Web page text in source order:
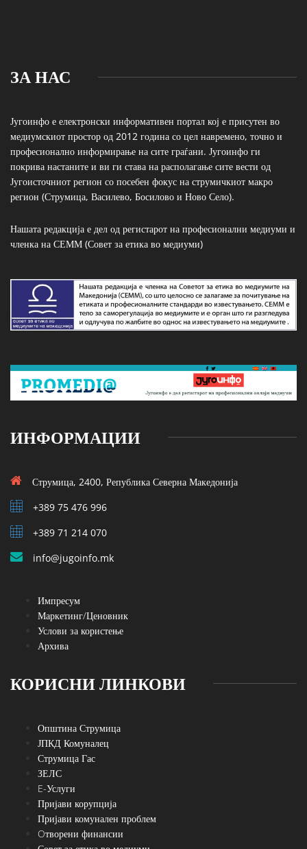
ЗА НАС
Југоинфо е електронски информативен портал кој е присутен во
медиумскиот простор од 2012 година со цел навремено, точно и
професионално информирање на сите граѓани. Југоинфо ги
покрива настаните и ви ги става на располагање сите вести од
Југоисточниот регион со посебен фокус на струмичкиот макро
регион (Струмица, Василево, Босилово и Ново Село).
Нашата редакција е дел од регистарот на професионални медиуми и
членка на СЕММ (Совет за етика во медиуми)
ИНФОРМАЦИИ
Струмица, 2400, Република Северна Македонија
+389 75 476 996
+389 71 214 070
info@jugoinfo.mk
Импресум
Маркетинг/Ценовник
Услови за користење
Архива
КОРИСНИ ЛИНКОВИ
Општина Струмица
ЈПКД Комуналец
Струмица Гас
ЗЕЛС
E-Услуги
Пријави корупција
Пријави комунален проблем
Oтворени финансии